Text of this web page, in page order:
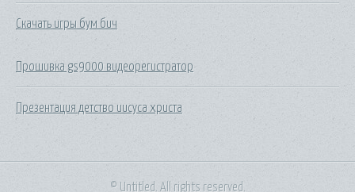
Скачать игры бум бич
Прошивка gs9000 видеорегистратор
Презентация детство иисуса христа
© Untitled. All rights reserved.